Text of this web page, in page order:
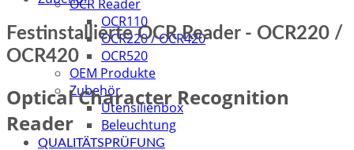
OCR Reader
OCR110
OCR220 / OCR420
OCR520
OEM Produkte
Zubehör
Utensilienbox
Beleuchtung
QUALITÄTSPRÜFUNG
Festinstallierte OCR Reader - OCR220 /
OCR420
Optical Character Recognition
Reader